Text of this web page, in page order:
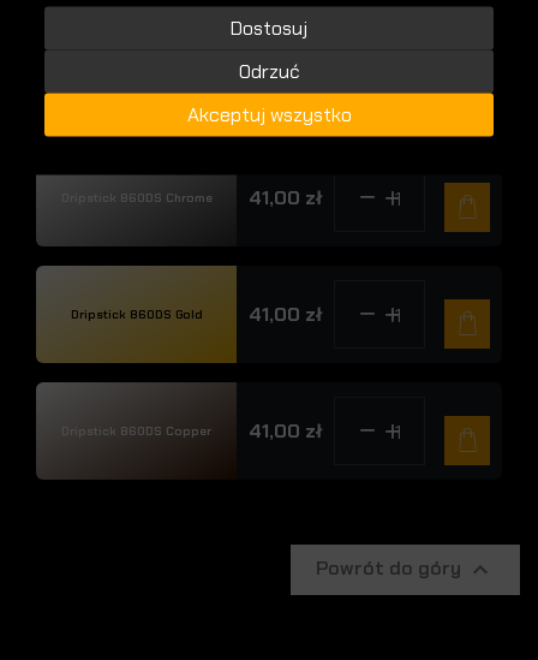
41,00 zł
Dripstick 860DS Chrome 41,00 zł
Dripstick 860DS Gold 41,00 zł
Dripstick 860DS Copper 41,00 zł
Powrót do góry 
Dostosuj
Odrzuć
Akceptuj wszystko